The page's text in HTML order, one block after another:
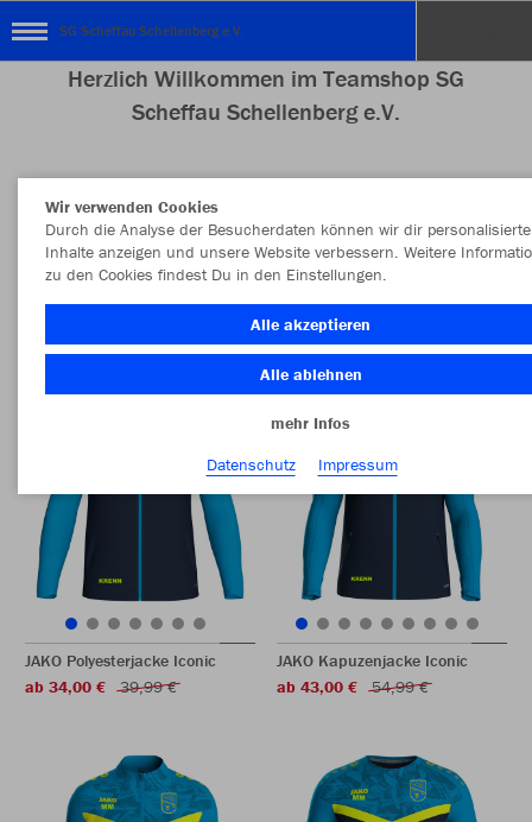
SG Scheffau Schellenberg e.V.
Herzlich Willkommen im Teamshop SG
Scheffau Schellenberg e.V.
Nachhaltig Farbe
JAKO Polyesterjacke Iconic
ab 34,00 €
39,99 €
JAKO Kapuzenjacke Iconic
ab 43,00 €
54,99 €
Wir verwenden Cookies
Durch die Analyse der Besucherdaten können wir dir personalisierte
Inhalte anzeigen und unsere Website verbessern. Weitere
zu den Cookies findest Du in den Einstellungen.
Alle akzeptieren
Alle ablehnen
mehr Infos
Datenschutz
Impressum